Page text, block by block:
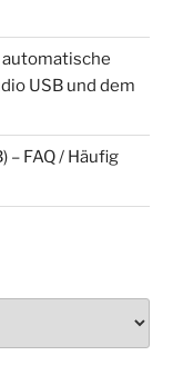
USB und dem
– FAQ / Häufig